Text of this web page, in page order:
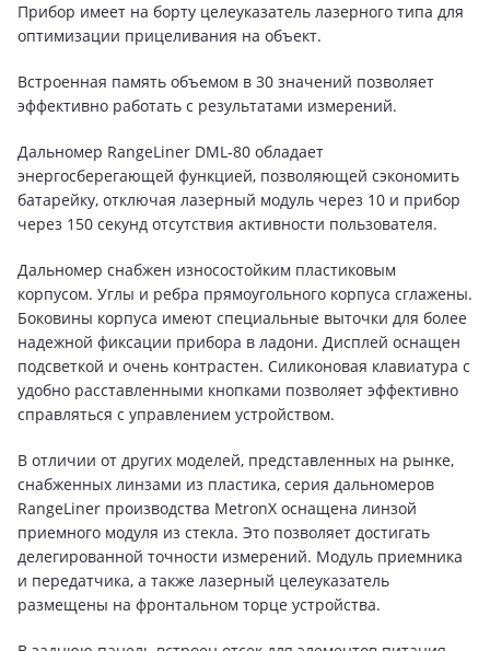
Прибор имеет на борту целеуказатель лазерного типа для
оптимизации прицеливания на объект.
Встроенная память объемом в 30 значений позволяет
эффективно работать с результатами измерений.
Дальномер RangeLiner DML-80 обладает
энергосберегающей функцией, позволяющей сэкономить
батарейку, отключая лазерный модуль через 10 и прибор
через 150 секунд отсутствия активности пользователя.
Дальномер снабжен износостойким пластиковым
корпусом. Углы и ребра прямоугольного корпуса сглажены.
Боковины корпуса имеют специальные выточки для более
надежной фиксации прибора в ладони. Дисплей оснащен
подсветкой и очень контрастен. Силиконовая клавиатура с
удобно расставленными кнопками позволяет эффективно
справляться с управлением устройством.
В отличии от других моделей, представленных на рынке,
снабженных линзами из пластика, серия дальномеров
RangeLiner производства MetronX оснащена линзой
приемного модуля из стекла. Это позволяет достигать
делегированной точности измерений. Модуль приемника
и передатчика, а также лазерный целеуказатель
размещены на фронтальном торце устройства.